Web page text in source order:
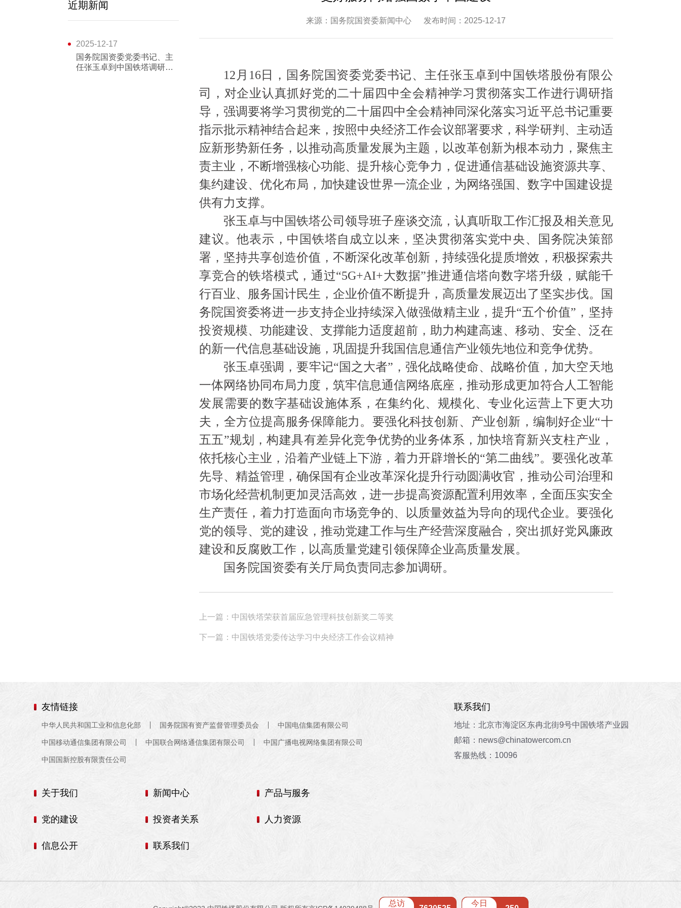
来源：国务院国资委新闻中心 发布时间：2025-12-17
12月16日，国务院国资委党委书记、主任张玉卓到中国铁塔股份有限公
司，对企业认真抓好党的二十届四中全会精神学习贯彻落实工作进行调研指
导，强调要将学习贯彻党的二十届四中全会精神同深化落实习近平总书记重要
指示批示精神结合起来，按照中央经济工作会议部署要求，科学研判、主动适
应新形势新任务，以推动高质量发展为主题，以改革创新为根本动力，聚焦主
责主业，不断增强核心功能、提升核心竞争力，促进通信基础设施资源共享、
集约建设、优化布局，加快建设世界一流企业，为网络强国、数字中国建设提
供有力支撑。
张玉卓与中国铁塔公司领导班子座谈交流，认真听取工作汇报及相关意见
建议。他表示，中国铁塔自成立以来，坚决贯彻落实党中央、国务院决策部
署，坚持共享创造价值，不断深化改革创新，持续强化提质增效，积极探索共
享竞合的铁塔模式，通过“5G+AI+大数据”推进通信塔向数字塔升级，赋能千
行百业、服务国计民生，企业价值不断提升，高质量发展迈出了坚实步伐。国
务院国资委将进一步支持企业持续深入做强做精主业，提升“五个价值”，坚持
投资规模、功能建设、支撑能力适度超前，助力构建高速、移动、安全、泛在
的新一代信息基础设施，巩固提升我国信息通信产业领先地位和竞争优势。
张玉卓强调，要牢记“国之大者”，强化战略使命、战略价值，加大空天地
一体网络协同布局力度，筑牢信息通信网络底座，推动形成更加符合人工智能
发展需要的数字基础设施体系，在集约化、规模化、专业化运营上下更大功
夫，全方位提高服务保障能力。要强化科技创新、产业创新，编制好企业“十
五五”规划，构建具有差异化竞争优势的业务体系，加快培育新兴支柱产业，
依托核心主业，沿着产业链上下游，着力开辟增长的“第二曲线”。要强化改革
先导、精益管理，确保国有企业改革深化提升行动圆满收官，推动公司治理和
市场化经营机制更加灵活高效，进一步提高资源配置利用效率，全面压实安全
生产责任，着力打造面向市场竞争的、以质量效益为导向的现代企业。要强化
党的领导、党的建设，推动党建工作与生产经营深度融合，突出抓好党风廉政
建设和反腐败工作，以高质量党建引领保障企业高质量发展。
国务院国资委有关厅局负责同志参加调研。
上一篇：中国铁塔荣获首届应急管理科技创新奖二等奖
下一篇：中国铁塔党委传达学习中央经济工作会议精神
近期新闻
2025-12-17
国务院国资委党委书记、主
任张玉卓到中国铁塔调研强
友情链接
中华人民共和国工业和信息化部 国务院国有资产监督管理委员会 中国电信集团有限公司
中国移动通信集团有限公司 中国联合网络通信集团有限公司 中国广播电视网络集团有限公司
中国国新控股有限责任公司
关于我们 新闻中心 产品与服务
党的建设 投资者关系 人力资源
信息公开 联系我们
联系我们
地址：北京市海淀区东冉北街9号中国铁塔产业园
邮箱：news@chinatowercom.cn
客服热线：10096
总访 今日